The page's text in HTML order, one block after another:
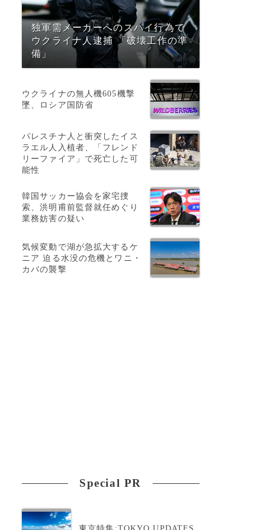
独軍需メーカーへのスパイ行為で
ウクライナ人逮捕 「破壊工作の準
備」
ウクライナの無人機605機撃
墜、ロシア国防省
パレスチナ人と衝突したイス
ラエル人入植者、「フレンド
リーファイア」で死亡した可
能性
韓国サッカー協会を家宅捜
索、洪明甫前監督就任めぐり
業務妨害の疑い
気候変動で湖が急拡大するケ
ニア 迫る水没の危機とワニ・
カバの襲撃
Special PR
東京特集:TOKYO UPDATES